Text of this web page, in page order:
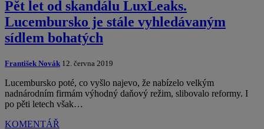
Pět let od skandálu LuxLeaks.
Lucembursko je stále vyhledávaným
sídlem bohatých
František Novák 12. června 2019
Lucembursko poté, co vyšlo najevo, že nabízelo velkým
nadnárodním firmám výhodný daňový režim, slibovalo reformy. I
po pěti letech však…
KOMENTÁŘ